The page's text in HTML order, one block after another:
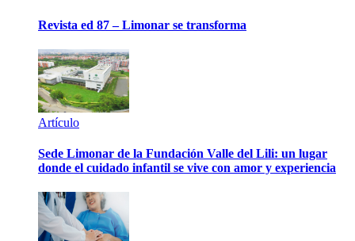
Revista ed 87 – Limonar se transforma
Artículo
Sede Limonar de la Fundación Valle del Lili: un lugar
donde el cuidado infantil se vive con amor y experiencia